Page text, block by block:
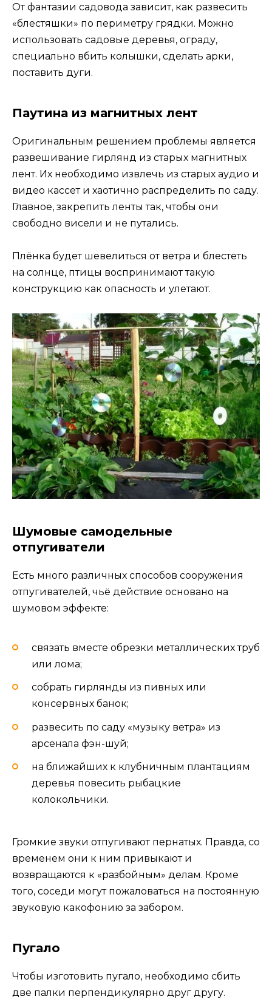
От фантазии садовода зависит, как развесить
«блестяшки» по периметру грядки. Можно
использовать садовые деревья, ограду,
специально вбить колышки, сделать арки,
поставить дуги.
Паутина из магнитных лент
Оригинальным решением проблемы является
развешивание гирлянд из старых магнитных
лент. Их необходимо извлечь из старых аудио и
видео кассет и хаотично распределить по саду.
Главное, закрепить ленты так, чтобы они
свободно висели и не путались.
Плёнка будет шевелиться от ветра и блестеть
на солнце, птицы воспринимают такую
конструкцию как опасность и улетают.
Шумовые самодельные
отпугиватели
Есть много различных способов сооружения
отпугивателей, чьё действие основано на
шумовом эффекте:
связать вместе обрезки металлических труб
или лома;
собрать гирлянды из пивных или
консервных банок;
развесить по саду «музыку ветра» из
арсенала фэн-шуй;
на ближайших к клубничным плантациям
деревья повесить рыбацкие
колокольчики.
Громкие звуки отпугивают пернатых. Правда, со
временем они к ним привыкают и
возвращаются к «разбойным» делам. Кроме
того, соседи могут пожаловаться на постоянную
звуковую какофонию за забором.
Пугало
Чтобы изготовить пугало, необходимо сбить
две палки перпендикулярно друг другу.